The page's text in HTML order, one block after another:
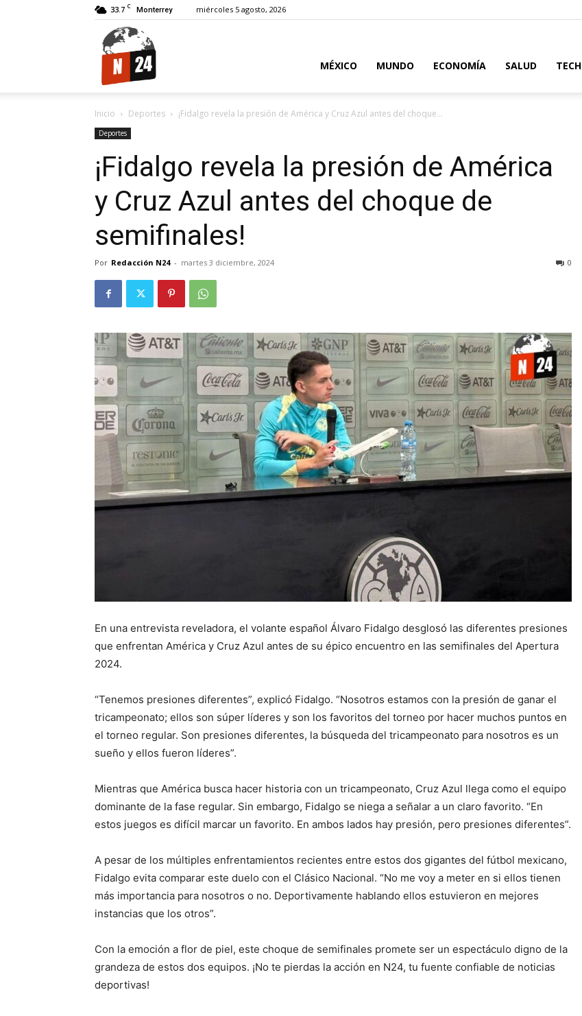
33.7 C Monterrey miércoles 5 agosto, 2026
MÉXICO MUNDO ECONOMÍA SALUD TECH
Inicio Deportes ¡Fidalgo revela la presión de América y Cruz Azul antes del choque...
Deportes
¡Fidalgo revela la presión de América
y Cruz Azul antes del choque de
semifinales!
Por Redacción N24 - martes 3 diciembre, 2024 0
En una entrevista reveladora, el volante español Álvaro Fidalgo desglosó las diferentes presiones
que enfrentan América y Cruz Azul antes de su épico encuentro en las semifinales del Apertura
2024.
“Tenemos presiones diferentes”, explicó Fidalgo. “Nosotros estamos con la presión de ganar el
tricampeonato; ellos son súper líderes y son los favoritos del torneo por hacer muchos puntos en
el torneo regular. Son presiones diferentes, la búsqueda del tricampeonato para nosotros es un
sueño y ellos fueron líderes”.
Mientras que América busca hacer historia con un tricampeonato, Cruz Azul llega como el equipo
dominante de la fase regular. Sin embargo, Fidalgo se niega a señalar a un claro favorito. “En
estos juegos es difícil marcar un favorito. En ambos lados hay presión, pero presiones diferentes”.
A pesar de los múltiples enfrentamientos recientes entre estos dos gigantes del fútbol mexicano,
Fidalgo evita comparar este duelo con el Clásico Nacional. “No me voy a meter en si ellos tienen
más importancia para nosotros o no. Deportivamente hablando ellos estuvieron en mejores
instancias que los otros”.
Con la emoción a flor de piel, este choque de semifinales promete ser un espectáculo digno de la
grandeza de estos dos equipos. ¡No te pierdas la acción en N24, tu fuente confiable de noticias
deportivas!